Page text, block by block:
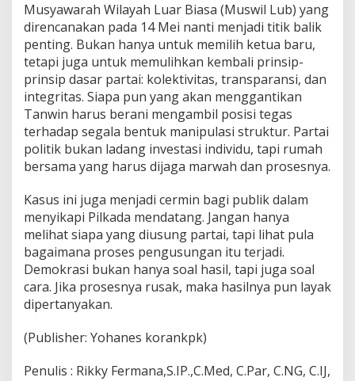
Musyawarah Wilayah Luar Biasa (Muswil Lub) yang
direncanakan pada 14 Mei nanti menjadi titik balik
penting. Bukan hanya untuk memilih ketua baru,
tetapi juga untuk memulihkan kembali prinsip-
prinsip dasar partai: kolektivitas, transparansi, dan
integritas. Siapa pun yang akan menggantikan
Tanwin harus berani mengambil posisi tegas
terhadap segala bentuk manipulasi struktur. Partai
politik bukan ladang investasi individu, tapi rumah
bersama yang harus dijaga marwah dan prosesnya.
Kasus ini juga menjadi cermin bagi publik dalam
menyikapi Pilkada mendatang. Jangan hanya
melihat siapa yang diusung partai, tapi lihat pula
bagaimana proses pengusungan itu terjadi.
Demokrasi bukan hanya soal hasil, tapi juga soal
cara. Jika prosesnya rusak, maka hasilnya pun layak
dipertanyakan.
(Publisher: Yohanes korankpk)
Penulis : Rikky Fermana,S.IP.,C.Med, C.Par, C.NG, C.IJ,